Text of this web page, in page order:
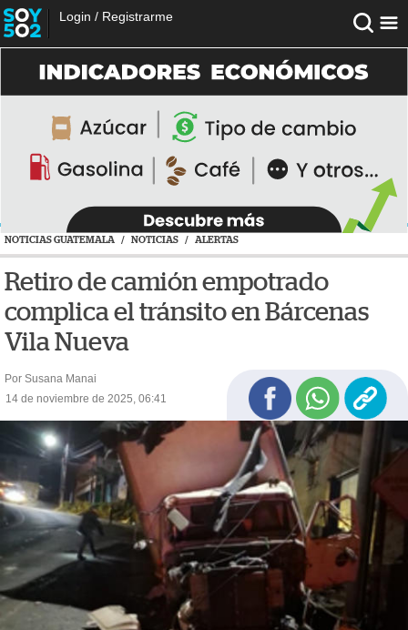
Login / Registrarme
NOTICIAS GUATEMALA / NOTICIAS / ALERTAS
Retiro de camión empotrado
complica el tránsito en Bárcenas
Vila Nueva
Por Susana Manai
14 de noviembre de 2025, 06:41